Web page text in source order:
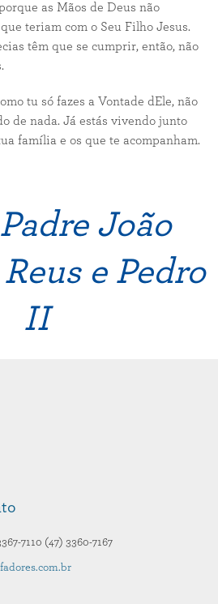
as Mãos de Deus não
teriam com o Seu Filho Jesus.
têm que se cumprir, então, não
tu só fazes a Vontade dEle, não
de nada. Já estás vivendo junto
família e os que te acompanham.
João
e Pedro
II
7110 47 3360-7167